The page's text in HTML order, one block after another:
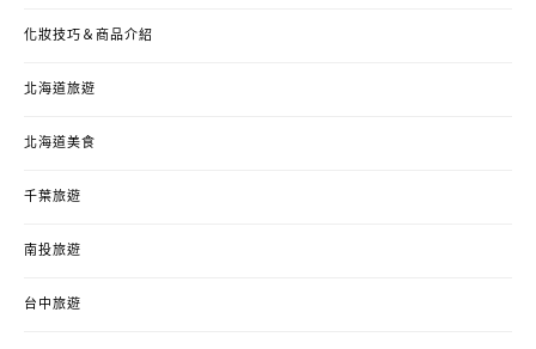
化妝技巧＆商品介紹
北海道旅遊
北海道美食
千葉旅遊
南投旅遊
台中旅遊